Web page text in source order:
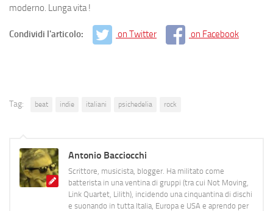
moderno. Lunga vita !
Condividi l'articolo: on Twitter on Facebook
Tag: beat indie italiani psichedelia rock
Antonio Bacciocchi
Scrittore, musicista, blogger. Ha militato come
batterista in una ventina di gruppi (tra cui Not Moving,
Link Quartet, Lilith), incidendo una cinquantina di dischi
e suonando in tutta Italia, Europa e USA e aprendo per